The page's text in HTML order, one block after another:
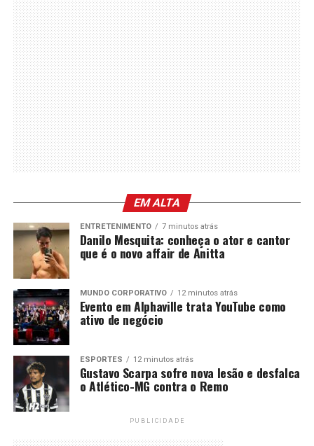
EM ALTA
ENTRETENIMENTO 7 minutos atrás
Danilo Mesquita: conheça o ator e cantor
que é o novo affair de Anitta
MUNDO CORPORATIVO 12 minutos atrás
Evento em Alphaville trata YouTube como
ativo de negócio
ESPORTES 12 minutos atrás
Gustavo Scarpa sofre nova lesão e desfalca
o Atlético-MG contra o Remo
PUBLICIDADE